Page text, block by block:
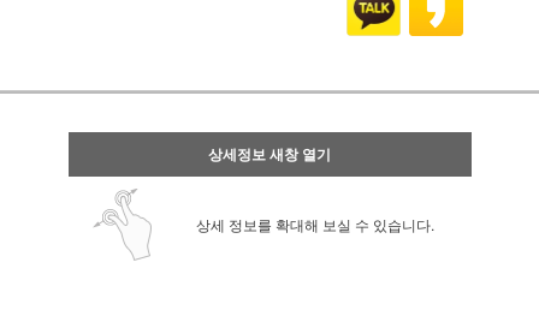
상세정보 새창 열기
상세 정보를 확대해 보실 수 있습니다.